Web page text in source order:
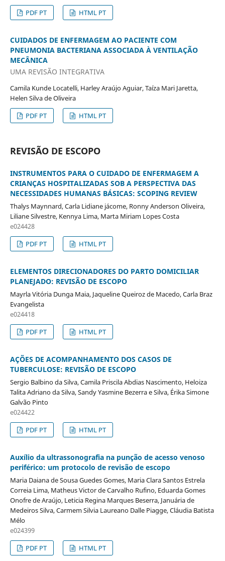
PDF PT
HTML PT
CUIDADOS DE ENFERMAGEM AO PACIENTE COM
PNEUMONIA BACTERIANA ASSOCIADA À VENTILAÇÃO
MECÂNICA
UMA REVISÃO INTEGRATIVA
Camila Kunde Locatelli, Harley Araújo Aguiar, Taíza Mari Jaretta,
Helen Silva de Oliveira
PDF PT
HTML PT
REVISÃO DE ESCOPO
INSTRUMENTOS PARA O CUIDADO DE ENFERMAGEM A
CRIANÇAS HOSPITALIZADAS SOB A PERSPECTIVA DAS
NECESSIDADES HUMANAS BÁSICAS: SCOPING REVIEW
Thalys Maynnard, Carla Lidiane jácome, Ronny Anderson Oliveira,
Liliane Silvestre, Kennya Lima, Marta Miriam Lopes Costa
e024428
PDF PT
HTML PT
ELEMENTOS DIRECIONADORES DO PARTO DOMICILIAR
PLANEJADO: REVISÃO DE ESCOPO
Mayrla Vitória Dunga Maia, Jaqueline Queiroz de Macedo, Carla Braz
Evangelista
e024418
PDF PT
HTML PT
AÇÕES DE ACOMPANHAMENTO DOS CASOS DE
TUBERCULOSE: REVISÃO DE ESCOPO
Sergio Balbino da Silva, Camila Priscila Abdias Nascimento, Heloiza
Talita Adriano da Silva, Sandy Yasmine Bezerra e Silva, Érika Simone
Galvão Pinto
e024422
PDF PT
HTML PT
Auxílio da ultrassonografia na punção de acesso venoso
periférico: um protocolo de revisão de escopo
Maria Daiana de Sousa Guedes Gomes, Maria Clara Santos Estrela
Correia Lima, Matheus Victor de Carvalho Rufino, Eduarda Gomes
Onofre de Araújo, Leticia Regina Marques Beserra, Januária de
Medeiros Silva, Carmem Silvia Laureano Dalle Piagge, Cláudia Batista
Mélo
e024399
PDF PT
HTML PT